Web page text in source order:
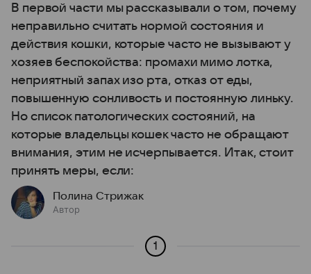
В первой части мы рассказывали о том, почему
неправильно считать нормой состояния и
действия кошки, которые часто не вызывают у
хозяев беспокойства: промахи мимо лотка,
неприятный запах изо рта, отказ от еды,
повышенную сонливость и постоянную линьку.
Но список патологических состояний, на
которые владельцы кошек часто не обращают
внимания, этим не исчерпывается. Итак, стоит
принять меры, если:
Полина Стрижак
Автор
1